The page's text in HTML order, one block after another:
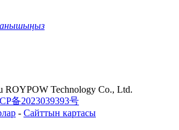
ROYPOW Technology Co., Ltd.
备2023039393号
- Сайттын картасы